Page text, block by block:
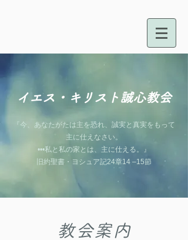
イエス・キリスト誠心教会
『今、あなたがたは主を恐れ、誠実と真実をもって
主に仕えなさい。
•••私と私の家とは、主に仕える。』
旧約聖書・ヨシュア記24章14 –15節
教会案内